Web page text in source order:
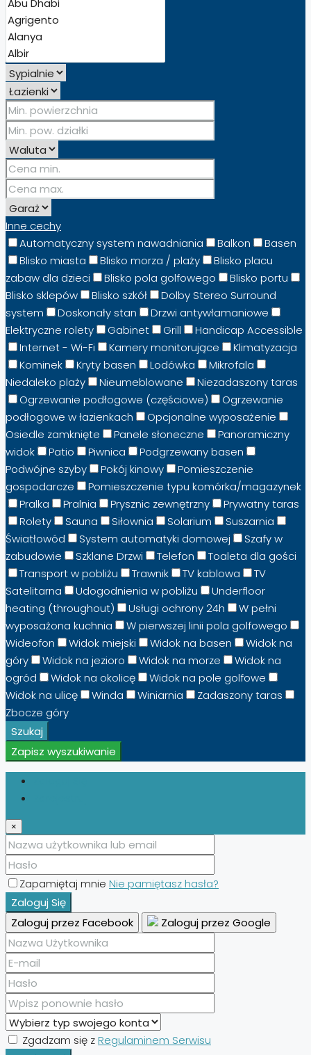
Inne cechy
Automatyczny system nawadniania
Balkon
Basen
Blisko miasta
Blisko morza / plaży
Blisko placu
zabaw dla dzieci
Blisko pola golfowego
Blisko portu
Blisko sklepów
Blisko szkół
Dolby Stereo Surround
system
Doskonały stan
Drzwi antywłamaniowe
Elektryczne rolety
Gabinet Grill
Handicap Accessible
Internet - Wi-Fi
Kamery monitorujące
Klimatyzacja
Kominek
Kryty basen Lodówka
Mikrofala
Niedaleko plaży
Nieumeblowane
Niezadaszony taras
Ogrzewanie podłogowe (częściowe)
Ogrzewanie
podłogowe w łazienkach
Opcjonalne wyposażenie
Osiedle zamknięte
Panele słoneczne
Panoramiczny
widok
Patio Piwnica
Podgrzewany basen
Podwójne szyby
Pokój kinowy
Pomieszczenie
gospodarcze
Pomieszczenie typu komórka/magazynek
Pralka
Pralnia Prysznic zewnętrzny
Prywatny taras
Rolety
Sauna Siłownia Solarium
Suszarnia
Światłowód
System automatyki domowej
Szafy w
zabudowie
Szklane Drzwi Telefon
Toaleta dla gości
Transport w pobliżu
Trawnik TV kablowa
TV
Satelitarna
Udogodnienia w pobliżu
Underfloor
heating (throughout)
Usługi ochrony 24h
W pełni
wyposażona kuchnia
W pierwszej linii pola golfowego
Wideofon
Widok miejski Widok na basen
Widok na
góry
Widok na jezioro Widok na morze
Widok na
ogród
Widok na okolicę
Widok na pole golfowe
Widok na ulicę
Winda Winiarnia
Zadaszony taras
Zbocze góry
Szukaj
Zapisz wyszukiwanie
×
Zapamiętaj mnie Nie pamiętasz hasła?
Zaloguj Się
Zaloguj przez Facebook
Zaloguj przez Google
Zgadzam się zRegulaminem Serwisu